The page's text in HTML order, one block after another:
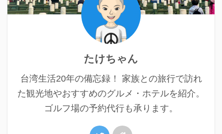
たけちゃん
台湾生活20年の備忘録！ 家族との旅行で訪れ
た観光地やおすすめのグルメ・ホテルを紹介。
ゴルフ場の予約代行も承ります。